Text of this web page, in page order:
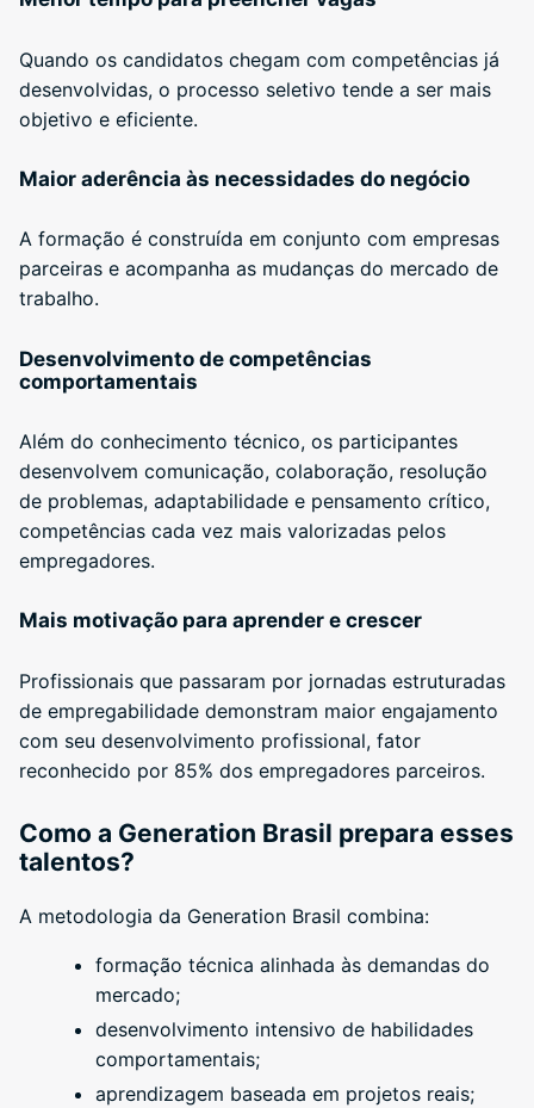
Quando os candidatos chegam com competências já
desenvolvidas, o processo seletivo tende a ser mais
objetivo e eficiente.
Maior aderência às necessidades do negócio
A formação é construída em conjunto com empresas
parceiras e acompanha as mudanças do mercado de
trabalho.
Desenvolvimento de competências
comportamentais
Além do conhecimento técnico, os participantes
desenvolvem comunicação, colaboração, resolução
de problemas, adaptabilidade e pensamento crítico,
competências cada vez mais valorizadas pelos
empregadores.
Mais motivação para aprender e crescer
Profissionais que passaram por jornadas estruturadas
de empregabilidade demonstram maior engajamento
com seu desenvolvimento profissional, fator
reconhecido por 85% dos empregadores parceiros.
Como a Generation Brasil prepara esses
talentos?
A metodologia da Generation Brasil combina:
formação técnica alinhada às demandas do
mercado;
desenvolvimento intensivo de habilidades
comportamentais;
aprendizagem baseada em projetos reais;